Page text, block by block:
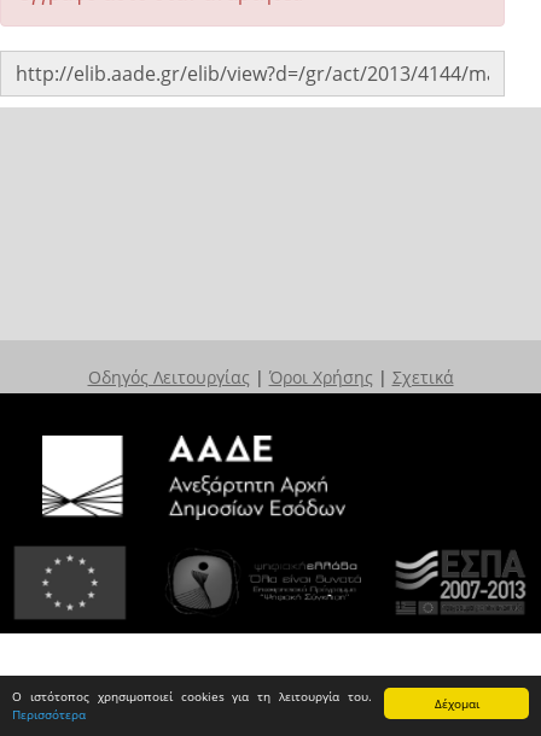
Δέχομαι
Ο ιστότοπος χρησιμοποιεί cookies για τη λειτουργία του.
Περισσότερα
Οδηγός Λειτουργίας | Όροι Χρήσης | Σχετικά